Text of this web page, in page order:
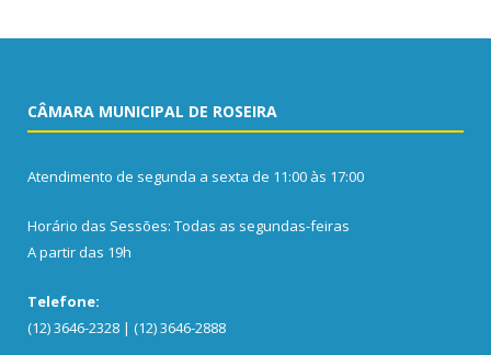
CÂMARA MUNICIPAL DE ROSEIRA
Atendimento de segunda a sexta de 11:00 às 17:00
Horário das Sessões: Todas as segundas-feiras
A partir das 19h
Telefone:
(12) 3646-2328 | (12) 3646-2888